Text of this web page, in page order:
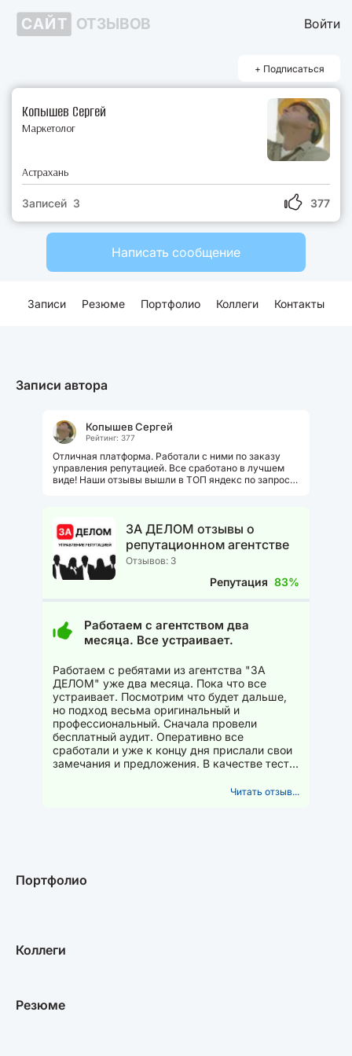
САЙТ ОТЗЫВОВ Войти
+ Подписаться
Копышев Сергей
Маркетолог
Астрахань
377
Записей 3
Написать сообщение
Записи Резюме Портфолио Коллеги Контакты
Записи автора
Копышев Сергей
Рейтинг: 377
Отличная платформа. Работали с ними по заказу
управления репутацией. Все сработано в лучшем
виде! Наши отзывы вышли в ТОП яндекс по запросу
ЗА ДЕЛОМ отзывы о
репутационном агентстве
Отзывов: 3
Репутация 83%
Работаем с агентством два
месяца. Все устраивает.
Работаем с ребятами из агентства "ЗА
ДЕЛОМ" уже два месяца. Пока что все
устраивает. Посмотрим что будет дальше,
но подход весьма оригинальный и
профессиональный. Сначала провели
бесплатный аудит. Оперативно все
сработали и уже к концу дня прислали свои
замечания и предложения. В качестве теста
Читать отзыв...
Портфолио
Коллеги
Резюме